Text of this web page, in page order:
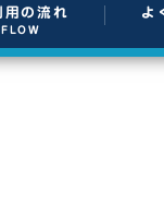
用の流れ
FLOW
よ